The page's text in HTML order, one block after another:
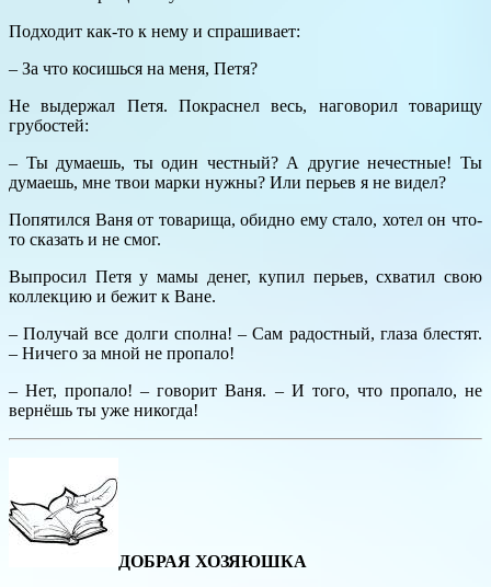
Подходит как-то к нему и спрашивает:
– За что косишься на меня, Петя?
Не выдержал Петя. Покраснел весь, наговорил товарищу
грубостей:
– Ты думаешь, ты один честный? А другие нечестные! Ты
думаешь, мне твои марки нужны? Или перьев я не видел?
Попятился Ваня от товарища, обидно ему стало, хотел он что-
то сказать и не смог.
Выпросил Петя у мамы денег, купил перьев, схватил свою
коллекцию и бежит к Ване.
– Получай все долги сполна! – Сам радостный, глаза блестят.
– Ничего за мной не пропало!
– Нет, пропало! – говорит Ваня. – И того, что пропало, не
вернёшь ты уже никогда!
ДОБРАЯ ХОЗЯЮШКА